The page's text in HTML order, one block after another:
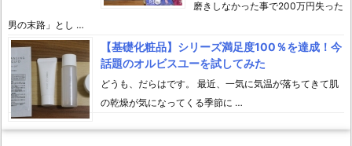
磨きしなかった事で200万円失った
男の末路」とし …
【基礎化粧品】シリーズ満足度100％を達成！今
話題のオルビスユーを試してみた
どうも、だらはです。 最近、一気に気温が落ちてきて肌
の乾燥が気になってくる季節に …